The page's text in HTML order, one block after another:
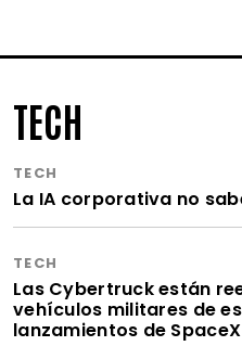
TECH
TECH
La IA corporativa no
TECH
Las Cybertruck están
vehículos militares de
lanzamientos de SpaceX